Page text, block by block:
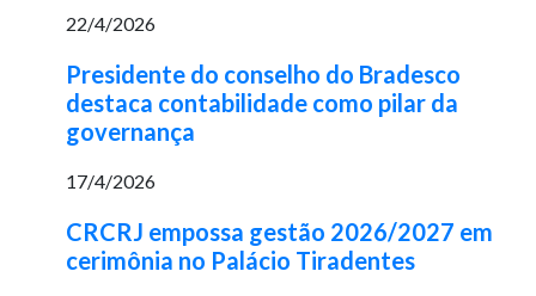
22/4/2026
Presidente do conselho do Bradesco
destaca contabilidade como pilar da
governança
17/4/2026
CRCRJ empossa gestão 2026/2027 em
cerimônia no Palácio Tiradentes